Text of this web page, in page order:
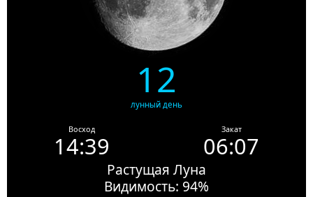
12
лунный день
Восход
14:39
Закат
06:07
Растущая Луна
Видимость: 94%